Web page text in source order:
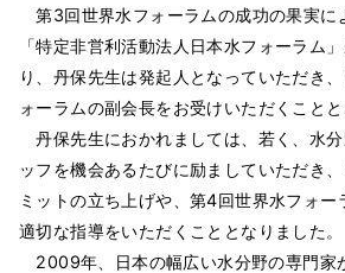
第3回世界水フォーラムの成功の果実に
「特定非営利活動法人日本水フォーラム
り、丹保先生は発起人となっていただき
ォーラムの副会長をお受けいただくことと
丹保先生におかれましては、若く、水
ッフを機会あるたびに励ましていただき
ミットの立ち上げや、第4回世界水フォー
適切な指導をいただくこととなりました。
2009年、日本の幅広い水分野の専門家